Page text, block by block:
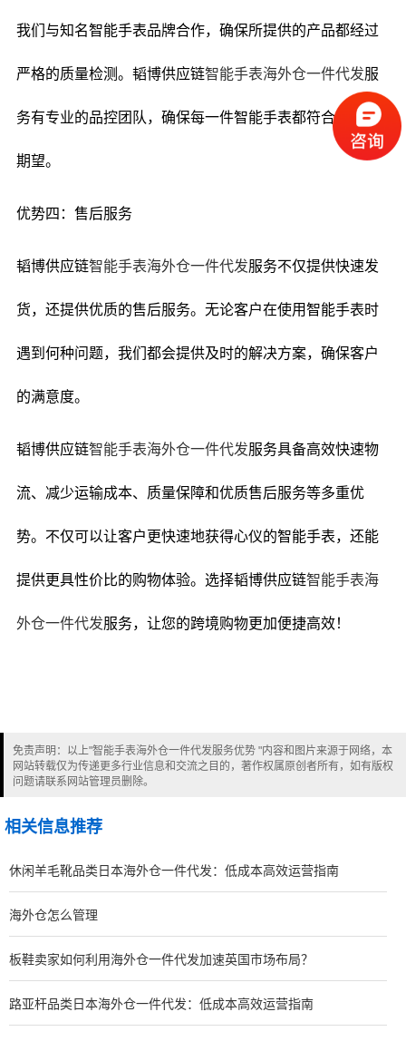
我们与知名智能手表品牌合作，确保所提供的产品都经过
严格的质量检测。韬博供应链智能手表海外仓一件代发服
务有专业的品控团队，确保每一件智能手表都符合客户的
期望。
优势四：售后服务
韬博供应链智能手表海外仓一件代发服务不仅提供快速发
货，还提供优质的售后服务。无论客户在使用智能手表时
遇到何种问题，我们都会提供及时的解决方案，确保客户
的满意度。
韬博供应链智能手表海外仓一件代发服务具备高效快速物
流、减少运输成本、质量保障和优质售后服务等多重优
势。不仅可以让客户更快速地获得心仪的智能手表，还能
提供更具性价比的购物体验。选择韬博供应链智能手表海
外仓一件代发服务，让您的跨境购物更加便捷高效！
免责声明：以上"智能手表海外仓一件代发服务优势 "内容和图片来源于网络，本
网站转载仅为传递更多行业信息和交流之目的，著作权属原创者所有，如有版权
问题请联系网站管理员删除。
相关信息推荐
休闲羊毛靴品类日本海外仓一件代发：低成本高效运营指南
海外仓怎么管理
板鞋卖家如何利用海外仓一件代发加速英国市场布局？
路亚杆品类日本海外仓一件代发：低成本高效运营指南